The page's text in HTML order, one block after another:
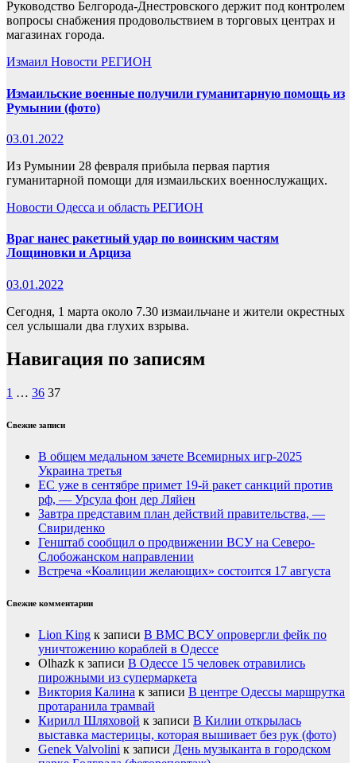
Руководство Белгорода-Днестровского держит под контролем
вопросы снабжения продовольствием в торговых центрах и
магазинах города.
Измаил Новости РЕГИОН
Измаильские военные получили гуманитарную помощь из
Румынии (фото)
03.01.2022
Из Румынии 28 февраля прибыла первая партия
гуманитарной помощи для измаильских военнослужащих.
Новости Одесса и область РЕГИОН
Враг нанес ракетный удар по воинским частям
Лощиновки и Арциза
03.01.2022
Сегодня, 1 марта около 7.30 измаильчане и жители окрестных
сел услышали два глухих взрыва.
Навигация по записям
1 … 36 37
Свежие записи
В общем медальном зачете Всемирных игр-2025
Украина третья
ЕС уже в сентябре примет 19-й ракет санкций против
рф, — Урсула фон дер Ляйен
Завтра представим план действий правительства, —
Свириденко
Генштаб сообщил о продвижении ВСУ на Северо-
Слобожанском направлении
Встреча «Коалиции желающих» состоится 17 августа
Свежие комментарии
Lion King к записи В ВМС ВСУ опровергли фейк по
уничтожению кораблей в Одессе
Olhazk к записи В Одессе 15 человек отравились
пирожными из супермаркета
Виктория Калина к записи В центре Одессы маршрутка
протаранила трамвай
Кирилл Шляховой к записи В Килии открылась
выставка мастерицы, которая вышивает без рук (фото)
Genek Valvolini к записи День музыканта в городском